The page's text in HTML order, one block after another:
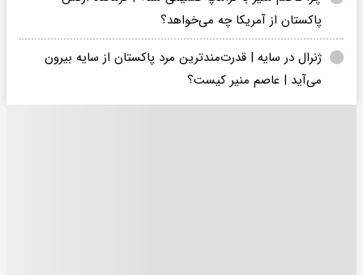
پاکستان از آمریکا چه می‌خواهد؟
ژنرال در سایه | قدرت‌مندترین مرد پاکستان از سایه بیرون
می‌آید | عاصم منیر کیست؟